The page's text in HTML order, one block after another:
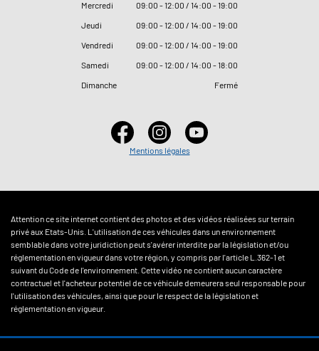
Mercredi
09:00 - 12:00 / 14:00 - 19:00
Jeudi
09:00 - 12:00 / 14:00 - 19:00
Vendredi
09:00 - 12:00 / 14:00 - 19:00
Samedi
09:00 - 12:00 / 14:00 - 18:00
Dimanche
Fermé
Mentions légales
Attention ce site internet contient des photos et des vidéos réalisées sur terrain
privé aux Etats-Unis. L'utilisation de ces véhicules dans un environnement
semblable dans votre juridiction peut s'avérer interdite par la législation et/ou
réglementation en vigueur dans votre région, y compris par l'article L.362-1 et
suivant du Code de l'environnement. Cette vidéo ne contient aucun caractère
contractuel et l'acheteur potentiel de ce véhicule demeurera seul responsable pour
l'utilisation des véhicules, ainsi que pour le respect de la législation et
réglementation en vigueur.